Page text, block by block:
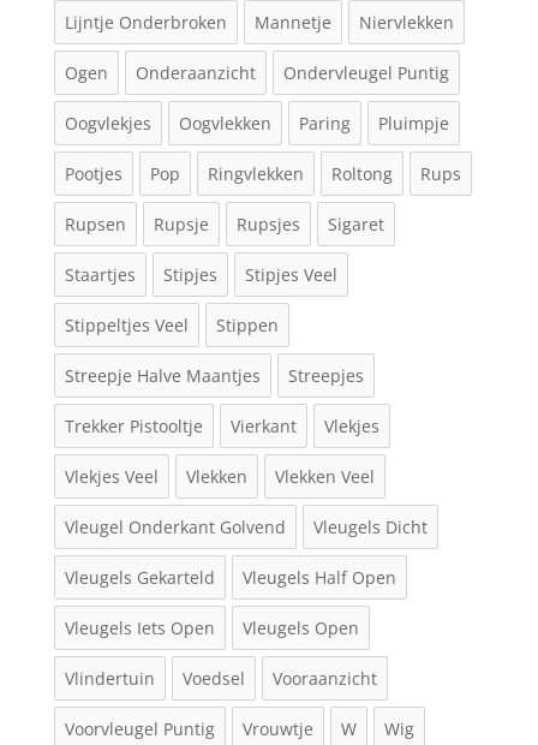
Lijntje Onderbroken Mannetje Niervlekken
Ogen Onderaanzicht Ondervleugel Puntig
Oogvlekjes Oogvlekken Paring Pluimpje
Pootjes Pop Ringvlekken Roltong Rups
Rupsen Rupsje Rupsjes Sigaret
Staartjes Stipjes Stipjes Veel
Stippeltjes Veel Stippen
Streepje Halve Maantjes Streepjes
Trekker Pistooltje Vierkant Vlekjes
Vlekjes Veel Vlekken Vlekken Veel
Vleugel Onderkant Golvend Vleugels Dicht
Vleugels Gekarteld Vleugels Half Open
Vleugels Iets Open Vleugels Open
Vlindertuin Voedsel Vooraanzicht
Voorvleugel Puntig Vrouwtje W Wig